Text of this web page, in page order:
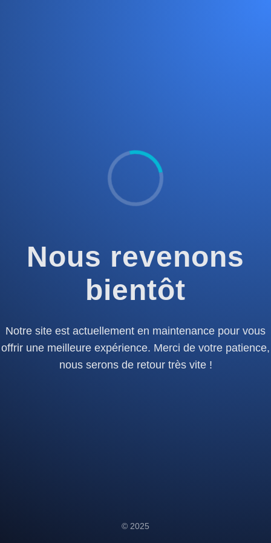
Nous revenons
bientôt
Notre site est actuellement en maintenance pour vous
offrir une meilleure expérience. Merci de votre patience,
nous serons de retour très vite !
© 2025